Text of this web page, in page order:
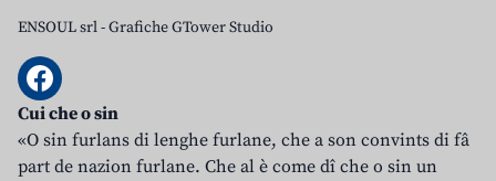
ENSOUL srl-Grafiche GTower Studio
Cui che o sin
«O sin furlans di lenghe furlane, che a son convints di fâ
part de nazion furlane. Che al è come dî che o sin un